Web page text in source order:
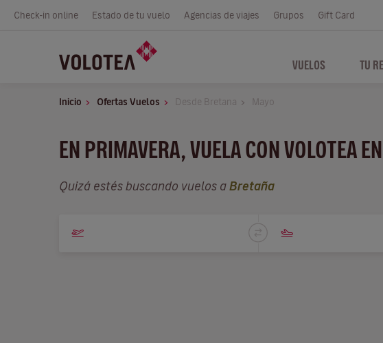
Check-in online Estado de tu vuelo Agencias de viajes Grupos Gift Card
VUELOS TU
Inicio Ofertas Vuelos Desde Bretana Mayo
EN PRIMAVERA, VUELA CON VOLOTEA
Quizá estés buscando vuelos a Bretaña